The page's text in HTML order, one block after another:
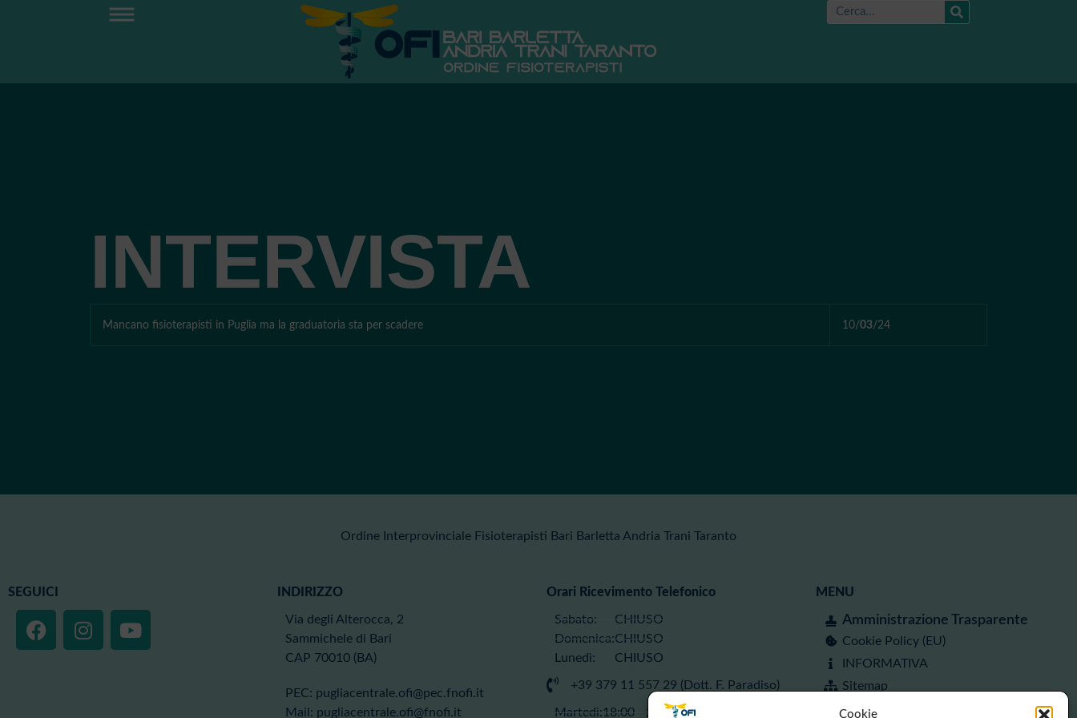
Fisioterapisti
Cookie
INTERVISTA
Mancano fisioterapisti in Puglia ma la graduatoria sta per scadere 10/03/24
Ordine Interprovinciale Fisioterapisti Bari Barletta Andria Trani Taranto
SEGUICI INDIRIZZO
Via degli Alterocca, 2
Sammichele di Bari
CAP 70010 (BA)
PEC: pugliacentrale.ofi@pec.fnofi.it
Mail: pugliacentrale.ofi@fnofi.it
Orari Ricevimento Telefonico
Sabato:
Domenica:
Lunedì:
CHIUSO
CHIUSO
CHIUSO
+39 379 11 557 29 (Dott. F. Paradiso)
Martedì:18:00 - 20:00
MENU
Amministrazione Trasparente
Cookie Policy (EU)
INFORMATIVA
Sitemap
Whistleblowing